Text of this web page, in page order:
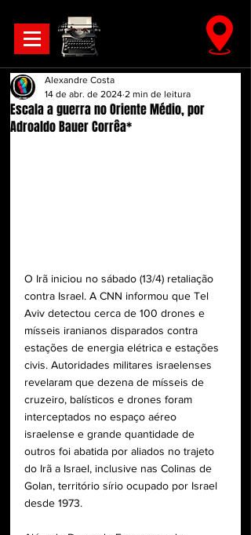
Escala a guerra no Oriente Médio, por
Adroaldo Bauer Corrêa*
Alexandre Costa
14 de abr. de 2024 2 min de leitura
O Irã iniciou no sábado (13/4) retaliação
contra Israel. A CNN informou que Tel
Aviv detectou cerca de 100 drones e
mísseis iranianos disparados contra
estações de energia elétrica e estações
civis. Autoridades militares israelenses
revelaram que dezena de mísseis de
cruzeiro, balísticos e drones foram
interceptados no espaço aéreo
israelense e grande quantidade de
outros foi abatida por aliados no trajeto
do Irã a Israel, inclusive nas Colinas de
Golan, território sírio ocupado por Israel
desde 1973.